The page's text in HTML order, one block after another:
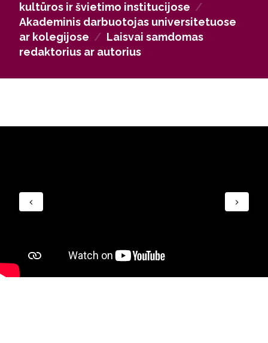
kultūros ir švietimo institucijose /
Akademinis darbuotojas universitetuose
ar kolegijose / Laisvai samdomas
redaktorius ar autorius